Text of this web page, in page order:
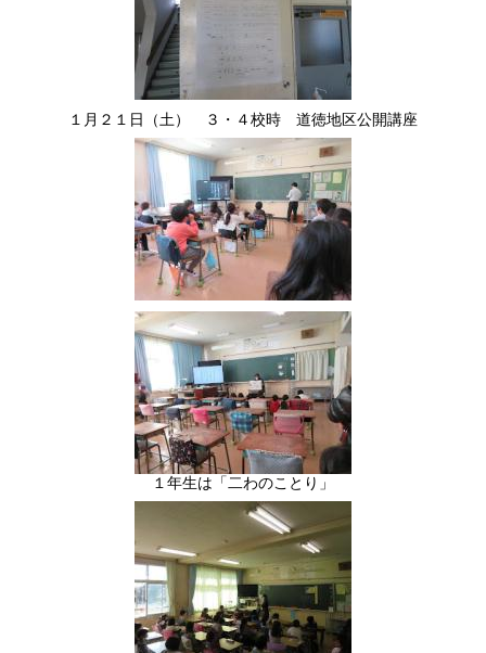
１月２１日（土） ３・４校時 道徳地区公開講座
１年生は「二わのことり」